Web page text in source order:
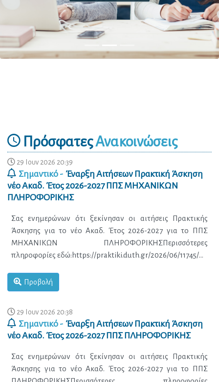
ΠρόσφατεςΑνακοινώσεις
29 Ιουν 2026 20:39
Σημαντικό - Έναρξη Αιτήσεων Πρακτική Άσκηση
νέο Ακαδ. Έτος 2026-2027 ΠΠΣ ΜΗΧΑΝΙΚΩΝ
ΠΛΗΡΟΦΟΡΙΚΗΣ
Προβολή
29 Ιουν 2026 20:38
Σημαντικό - Έναρξη Αιτήσεων Πρακτική Άσκηση
νέο Ακαδ. Έτος 2026-2027 ΠΠΣ ΠΛΗΡΟΦΟΡΙΚΗΣ